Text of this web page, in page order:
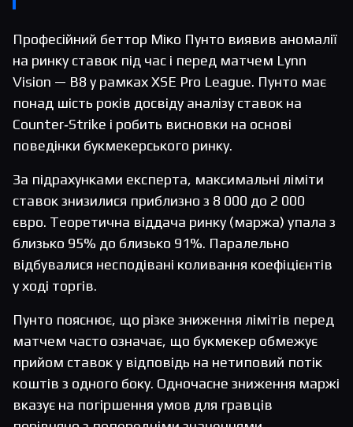
Професійний беттор Міко Пунто виявив аномалії
на ринку ставок під час і перед матчем Lynn
Vision — B8 у рамках XSE Pro League. Пунто має
понад шість років досвіду аналізу ставок на
Counter‑Strike і робить висновки на основі
поведінки букмекерського ринку.
За підрахунками експерта, максимальні ліміти
ставок знизилися приблизно з 8 000 до 2 000
євро. Теоретична віддача ринку (маржа) упала з
близько 95% до близько 91%. Паралельно
відбувалися несподівані коливання коефіцієнтів
у ході торгів.
Пунто пояснює, що різке зниження лімітів перед
матчем часто означає, що букмекер обмежує
прийом ставок у відповідь на нетиповий потік
коштів з одного боку. Одночасне зниження маржі
вказує на погіршення умов для гравців